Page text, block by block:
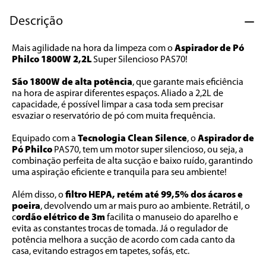
Descrição
Mais agilidade na hora da limpeza com o Aspirador de Pó
Philco 1800W 2,2L Super Silencioso PAS70!
São 1800W de alta potência, que garante mais eficiência
na hora de aspirar diferentes espaços. Aliado a 2,2L de
capacidade, é possível limpar a casa toda sem precisar
esvaziar o reservatório de pó com muita frequência.
Equipado com a Tecnologia Clean Silence, o Aspirador de
Pó Philco PAS70, tem um motor super silencioso, ou seja, a
combinação perfeita de alta sucção e baixo ruído, garantindo
uma aspiração eficiente e tranquila para seu ambiente!
Além disso, o filtro HEPA, retém até 99,5% dos ácaros e
poeira, devolvendo um ar mais puro ao ambiente. Retrátil, o
cordão elétrico de 3m facilita o manuseio do aparelho e
evita as constantes trocas de tomada. Já o regulador de
potência melhora a sucção de acordo com cada canto da
casa, evitando estragos em tapetes, sofás, etc.